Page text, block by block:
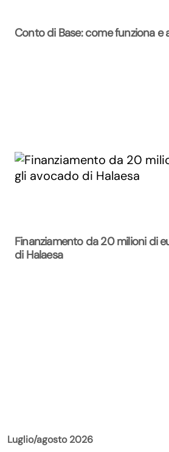
Conto di Base: come funziona e
Finanziamento da 20 milioni di
di Halaesa
Luglio/agosto 2026